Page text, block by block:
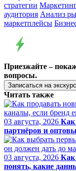
стратегии
аудитория Анализ
маркетплейсы
Приезжайте –
вопросы.
Записаться на
Читать также
03 августа, 2026 Как
партнёров и
03 августа, 2026 Как
понять, какие